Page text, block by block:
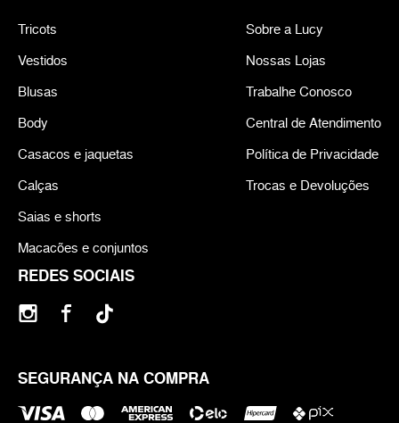
REDES SOCIAIS
SEGURANÇA NA COMPRA
Tricots
Vestidos
Blusas
Body
Casacos e jaquetas
Calças
Saias e shorts
Macacões e conjuntos
Sobre a Lucy
Nossas Lojas
Trabalhe Conosco
Central de Atendimento
Política de Privacidade
Trocas e Devoluções